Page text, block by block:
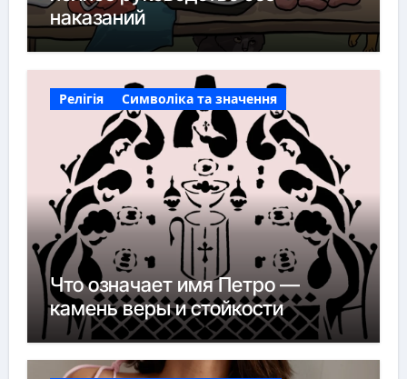
наказаний
Релігія Символіка та значення
Что означает имя Петро —
камень веры и стойкости